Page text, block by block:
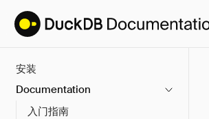
安装
Documentation
入门指南